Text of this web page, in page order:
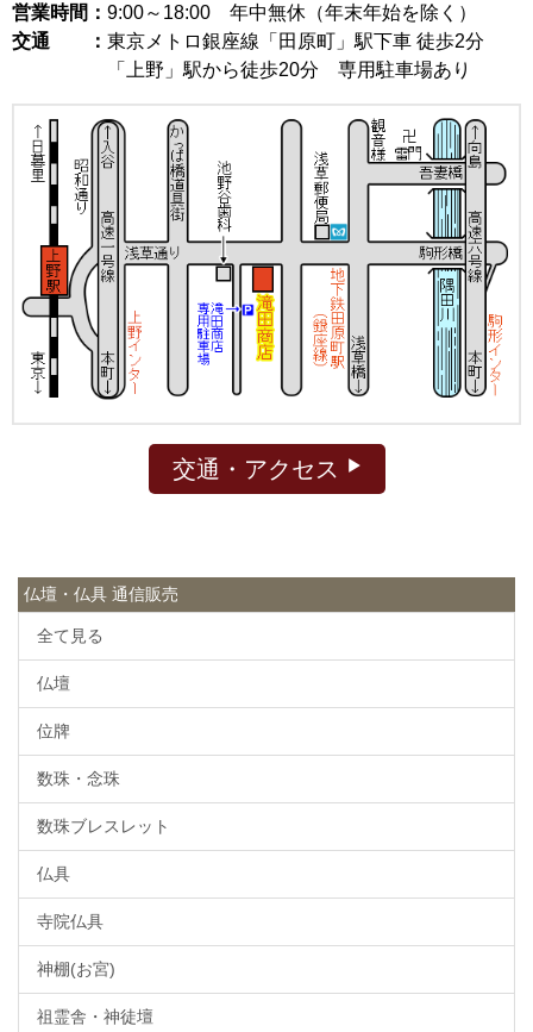
営業時間： 9:00～18:00 年中無休（年末年始を除く）
交通 ： 東京メトロ銀座線「田原町」駅下車 徒歩2分
「上野」駅から徒歩20分 専用駐車場あり
交通・アクセス
仏壇・仏具 通信販売
全て見る
仏壇
位牌
数珠・念珠
数珠ブレスレット
仏具
寺院仏具
神棚(お宮)
祖霊舎・神徒壇